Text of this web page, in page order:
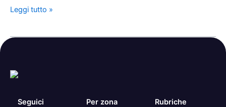
Leggi tutto »
Seguici Per zona Rubriche